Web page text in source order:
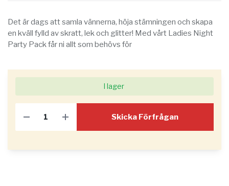
Det är dags att samla vännerna, höja stämningen och skapa
en kväll fylld av skratt, lek och glitter! Med vårt Ladies Night
Party Pack får ni allt som behövs för
I lager
Skicka Förfrågan